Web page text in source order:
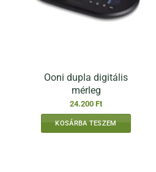
Ooni dupla digitális
mérleg
24.200 Ft
KOSÁRBA TESZEM